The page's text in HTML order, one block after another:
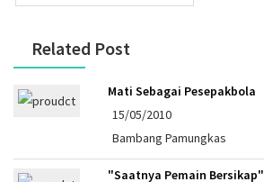
Related Post
Mati Sebagai Pesepakbola
15/05/2010
Bambang Pamungkas
"Saatnya Pemain Bersikap"